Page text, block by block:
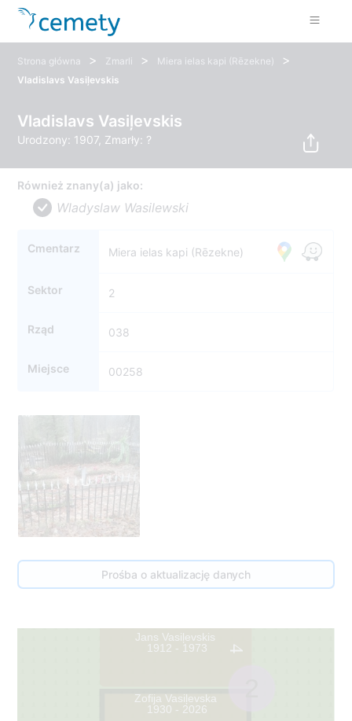
Strona główna > Zmarli > Miera ielas kapi (Rēzekne) >
Vladislavs Vasiļevskis
Vladislavs Vasiļevskis
Urodzony: 1907, Zmarły: ?
Również znany(a) jako:
Wladyslaw Wasilewski
Cmentarz Miera ielas kapi (Rēzekne)
Sektor 2
Rząd 038
Miejsce 00258
Prośba o aktualizację danych
4
Jans Vasiļevskis
1912 - 1973
Zofija Vasiļevska
1930 - 2026